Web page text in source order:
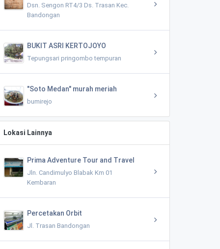
Dsn. Sengon RT4/3 Ds. Trasan Kec.
Bandongan
BUKIT ASRI KERTOJOYO
Tepungsari pringombo tempuran
"Soto Medan" murah meriah
bumirejo
Lokasi Lainnya
Prima Adventure Tour and Travel
Jln. Candimulyo Blabak Km 01
Kembaran
Percetakan Orbit
Jl. Trasan Bandongan